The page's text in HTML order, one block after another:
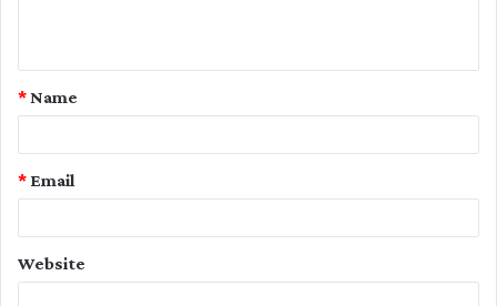
t
Name
*
Email
*
Website